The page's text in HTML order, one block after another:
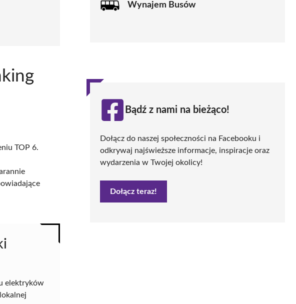
TOP 6.
elektryków
Wynajem Busów
Bądź z nami na bieżąco!
Dołącz do naszej społeczności na Facebooku i
odkrywaj najświeższe informacje, inspiracje oraz
wydarzenia w Twojej okolicy!
Dołącz teraz!